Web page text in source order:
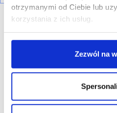
otrzymanymi od Ciebie lub
korzystania z ich usług.
Zezwól na